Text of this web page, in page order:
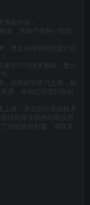
款内容：
途，否则产生的一切后
禁止任何非研究设计思
学习与技术教材，禁止
。
仅供研究学习之用，如
系，本站已经进行告知
上传，并且以计算机技术
任何商业目的与商业用
你的版权利益，请联系